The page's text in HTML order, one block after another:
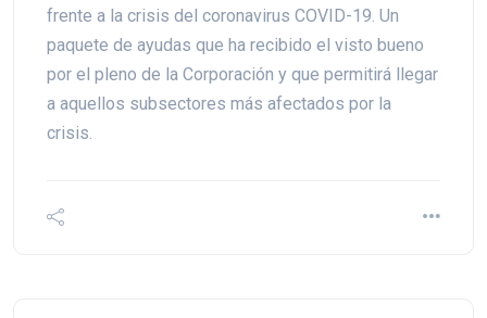
frente a la crisis del coronavirus COVID-19. Un
paquete de ayudas que ha recibido el visto bueno
por el pleno de la Corporación y que permitirá llegar
a aquellos subsectores más afectados por la
crisis.